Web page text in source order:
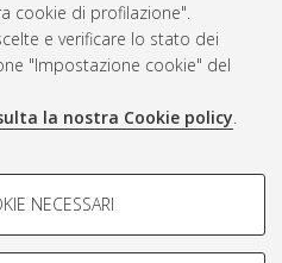
cookie di profilazione".
e verificare lo stato dei
"Impostazione cookie" del
la nostra Cookie policy.
-
le caratteristiche della
NECESSARI